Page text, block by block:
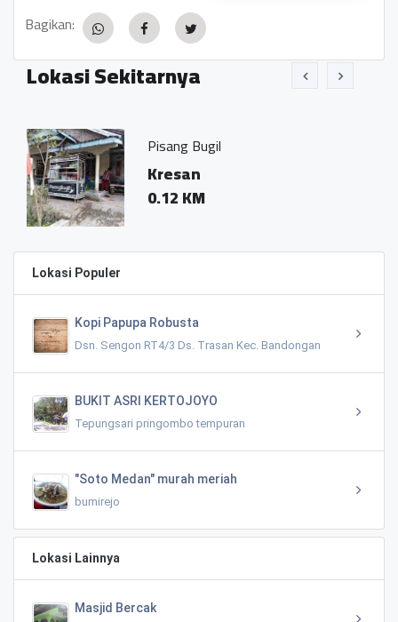
Bagikan:
Lokasi Sekitarnya
Pisang Bugil
Kresan
0.12 KM
Lokasi Populer
Kopi Papupa Robusta
Dsn. Sengon RT4/3 Ds. Trasan Kec. Bandongan
BUKIT ASRI KERTOJOYO
Tepungsari pringombo tempuran
"Soto Medan" murah meriah
bumirejo
Lokasi Lainnya
Masjid Bercak